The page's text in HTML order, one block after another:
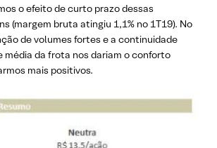
o efeito de curto prazo dessas
(margem bruta atingiu 1,1% no 1T19). No
de volumes fortes e a continuidade
média da frota nos dariam o conforto
mais positivos.